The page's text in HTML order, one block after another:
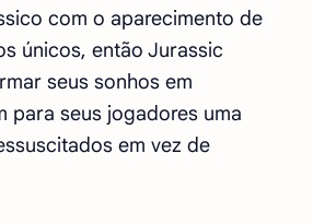
com o aparecimento de
únicos, então Jurassic
seus sonhos em
para seus jogadores uma
em vez de